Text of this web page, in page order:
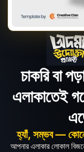
চাকরি বা
এলাকাতেই
হ্যাঁ, সম্ভব —
আপনার এলাকার লোকাল